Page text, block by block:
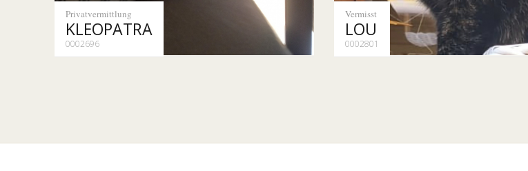
Privatvermittlung
KLEOPATRA
0002696
Vermisst
LOU
0002801